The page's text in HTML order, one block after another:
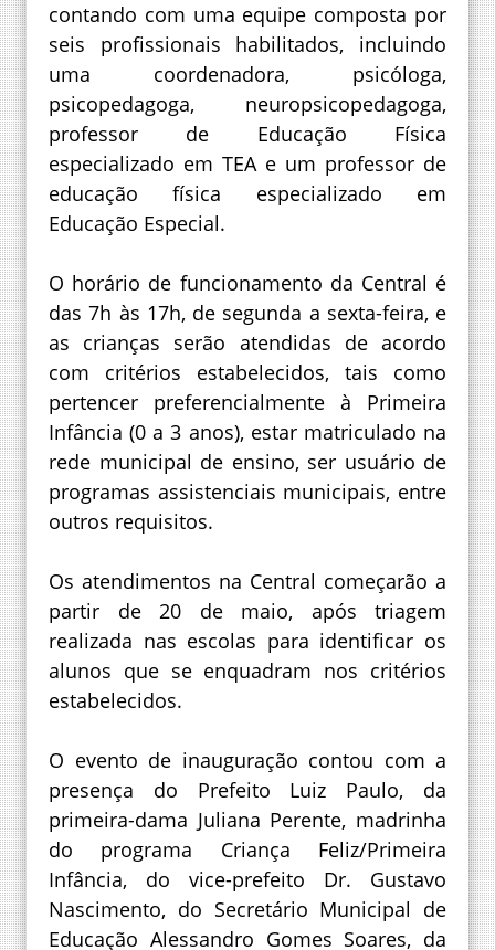
contando com uma equipe composta por
seis profissionais habilitados, incluindo
uma coordenadora, psicóloga,
psicopedagoga, neuropsicopedagoga,
professor de Educação Física
especializado em TEA e um professor de
educação física especializado em
Educação Especial.
O horário de funcionamento da Central é
das 7h às 17h, de segunda a sexta-feira, e
as crianças serão atendidas de acordo
com critérios estabelecidos, tais como
pertencer preferencialmente à Primeira
Infância (0 a 3 anos), estar matriculado na
rede municipal de ensino, ser usuário de
programas assistenciais municipais, entre
outros requisitos.
Os atendimentos na Central começarão a
partir de 20 de maio, após triagem
realizada nas escolas para identificar os
alunos que se enquadram nos critérios
estabelecidos.
O evento de inauguração contou com a
presença do Prefeito Luiz Paulo, da
primeira-dama Juliana Perente, madrinha
do programa Criança Feliz/Primeira
Infância, do vice-prefeito Dr. Gustavo
Nascimento, do Secretário Municipal de
Educação Alessandro Gomes Soares, da